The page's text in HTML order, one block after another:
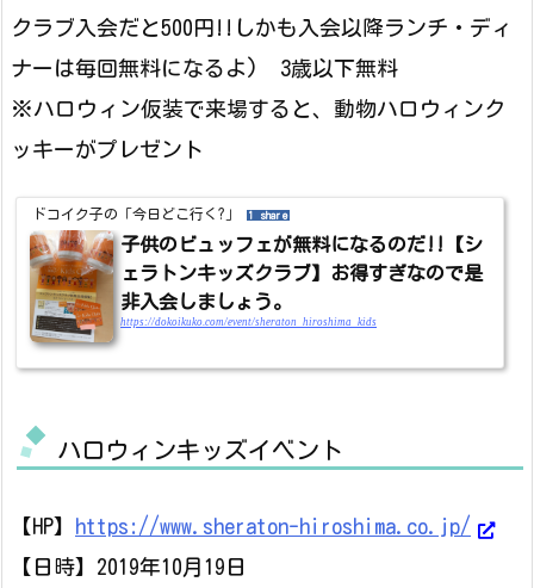
クラブ入会だと500円!!しかも入会以降ランチ・ディ
ナーは毎回無料になるよ) 3歳以下無料
※ハロウィン仮装で来場すると、動物ハロウィンク
ッキーがプレゼント
ドコイク子の「今日どこ行く?」 1 share
子供のビュッフェが無料になるのだ!!【シ
ェラトンキッズクラブ】お得すぎなので是
非入会しましょう。
https://dokoikuko.com/event/sheraton_hiroshima_kids
ハロウィンキッズイベント
【HP】
https://www.sheraton-hiroshima.co.jp/
【日時】2019年10月19日